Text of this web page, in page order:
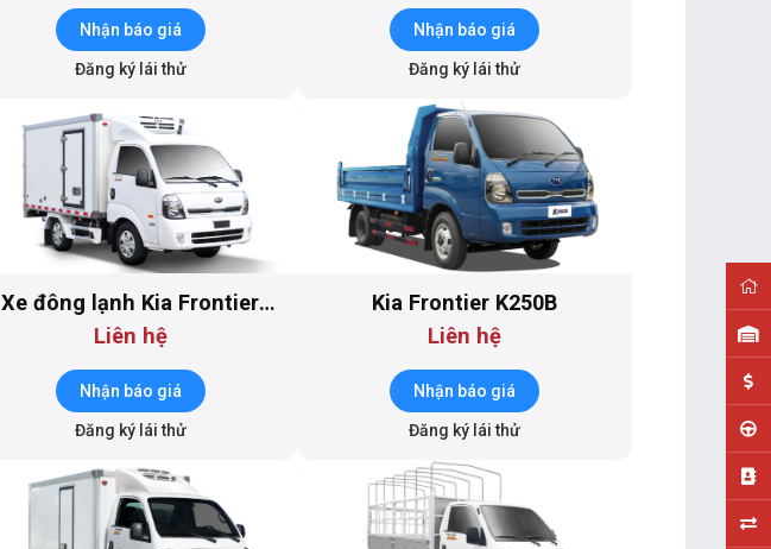
Nhận báo giá
Đăng ký lái thử
Nhận báo giá
Đăng ký lái thử
Xe đông lạnh Kia Frontier
K100S -DL1
Liên hệ
Nhận báo giá
Đăng ký lái thử
Kia Frontier K250B
Liên hệ
Nhận báo giá
Đăng ký lái thử